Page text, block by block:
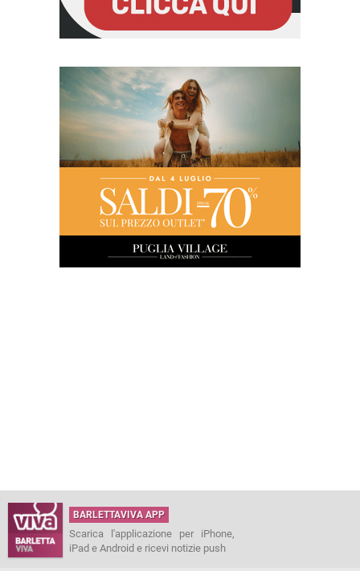
BARLETTAVIVA APP
Scarica l'applicazione per iPhone,
iPad e Android e ricevi notizie push